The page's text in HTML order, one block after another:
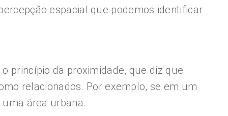
espacial que podemos identificar
princípio da proximidade, que diz que
relacionados. Por exemplo, se em um
área urbana.